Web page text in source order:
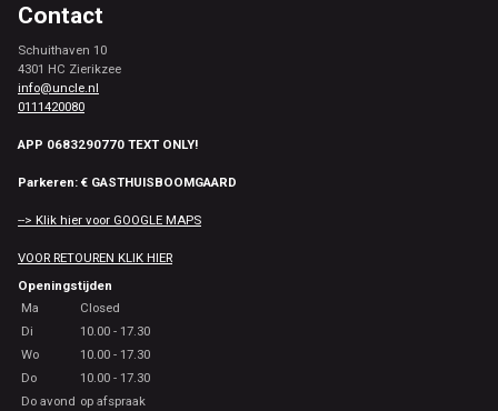
Contact
Schuithaven 10
4301 HC Zierikzee
info@uncle.nl
0111420080
APP 0683290770 TEXT ONLY!
Parkeren: € GASTHUISBOOMGAARD
--> Klik hier voor GOOGLE MAPS
VOOR RETOUREN KLIK HIER
Openingstijden
Ma
Closed
Di
10.00 - 17.30
Wo
10.00 - 17.30
Do
10.00 - 17.30
Do avond op afspraak